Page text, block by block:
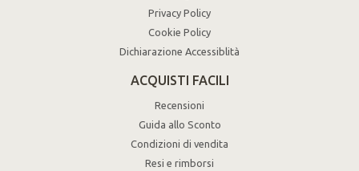
Privacy Policy
Cookie Policy
Dichiarazione Accessiblità
ACQUISTI FACILI
Recensioni
Guida allo Sconto
Condizioni di vendita
Resi e rimborsi